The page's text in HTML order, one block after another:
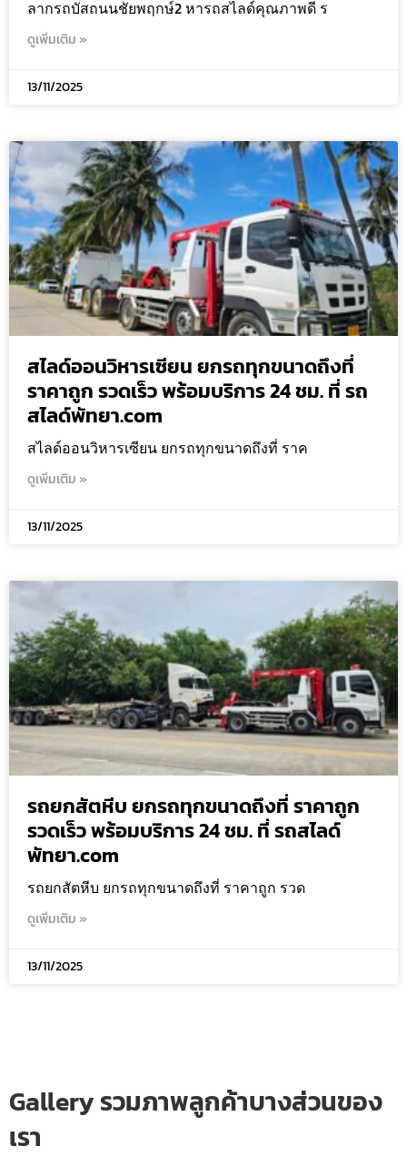
ลากรถบัสถนนชัยพฤกษ์2 หารถสไลด์คุณภาพดี ร
ดูเพิ่มเติม »
13/11/2025
สไลด์ออนวิหารเซียน ยกรถทุกขนาดถึงที่
ราคาถูก รวดเร็ว พร้อมบริการ 24 ชม. ที่ รถ
สไลด์พัทยา.com
สไลด์ออนวิหารเซียน ยกรถทุกขนาดถึงที่ ราค
ดูเพิ่มเติม »
13/11/2025
รถยกสัตหีบ ยกรถทุกขนาดถึงที่ ราคาถูก
รวดเร็ว พร้อมบริการ 24 ชม. ที่ รถสไลด์
พัทยา.com
รถยกสัตหีบ ยกรถทุกขนาดถึงที่ ราคาถูก รวด
ดูเพิ่มเติม »
13/11/2025
Gallery รวมภาพลูกค้าบางส่วนของ
เรา